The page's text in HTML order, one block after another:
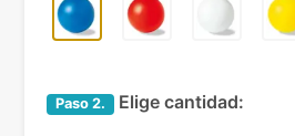
Paso 2. Elige cantidad: